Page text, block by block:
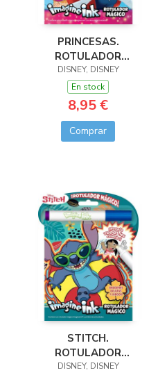
PRINCESAS.
ROTULADOR
MÁGICO 3
DISNEY, DISNEY
En stock
8,95 €
Comprar
STITCH.
ROTULADOR
MÁGICO
DISNEY, DISNEY